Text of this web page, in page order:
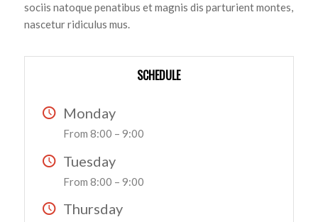
sociis natoque penatibus et magnis dis parturient montes,
nascetur ridiculus mus.
SCHEDULE
Monday
From 8:00 – 9:00
Tuesday
From 8:00 – 9:00
Thursday